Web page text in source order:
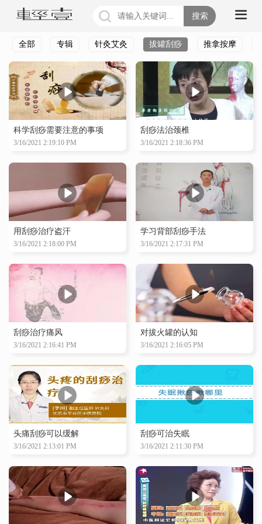
搜索
全部 专辑 针灸艾灸 拔罐刮痧 推拿按摩
科学刮痧需要注意的事项
3/16/2021 2:19:10 PM
刮痧法治颈椎
3/16/2021 2:18:36 PM
用刮痧治疗盗汗
3/16/2021 2:18:00 PM
学习背部刮痧手法
3/16/2021 2:17:31 PM
刮痧治疗痛风
3/16/2021 2:16:41 PM
对拔火罐的认知
3/16/2021 2:16:05 PM
头痛刮痧可以缓解
3/16/2021 2:13:01 PM
刮痧可治失眠
3/16/2021 2:11:30 PM